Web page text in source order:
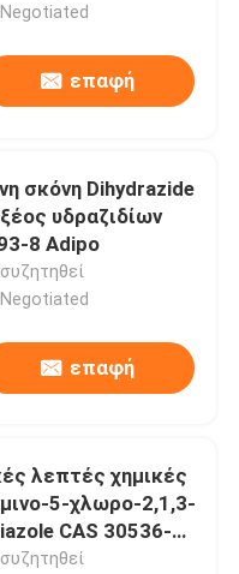
επαφή
σκόνη Dihydrazide
υδραζιδίων
8 Adipo
επαφή
λεπτές χημικές
5-χλωρο-2,1,3-
CAS 30536-